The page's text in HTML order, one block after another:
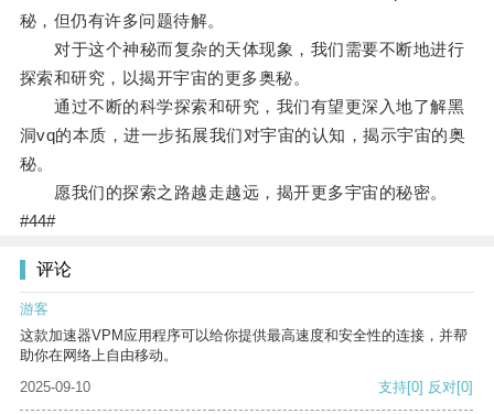
秘，但仍有许多问题待解。
对于这个神秘而复杂的天体现象，我们需要不断地进行
探索和研究，以揭开宇宙的更多奥秘。
通过不断的科学探索和研究，我们有望更深入地了解黑
洞vq的本质，进一步拓展我们对宇宙的认知，揭示宇宙的奥
秘。
愿我们的探索之路越走越远，揭开更多宇宙的秘密。
#44#
评论
游客
这款加速器VPM应用程序可以给你提供最高速度和安全性的连接，并帮
助你在网络上自由移动。
2025-09-10
支持[0] 反对[0]